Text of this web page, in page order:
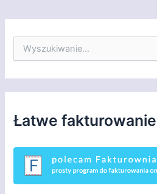
k
a
d
l
:
Łatwe fakturowanie